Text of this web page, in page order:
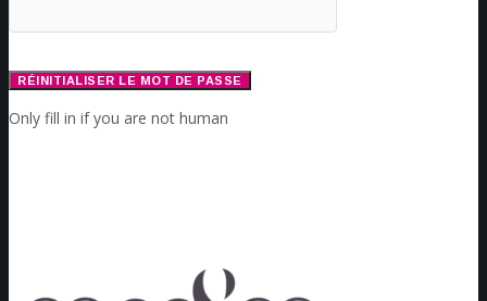
Only fill in if you are not human